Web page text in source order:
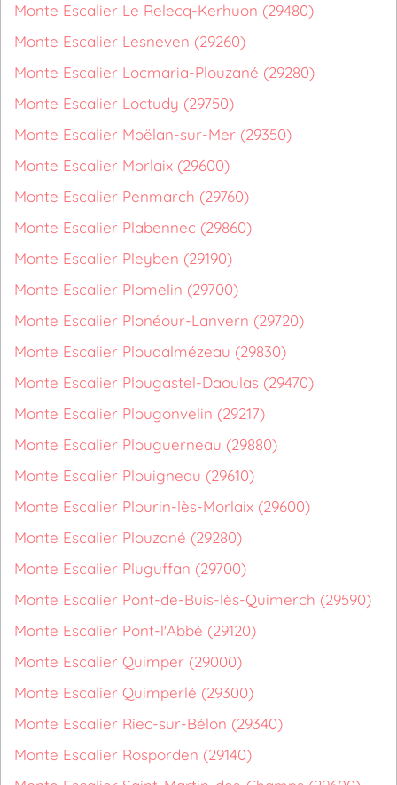
Monte Escalier Le Relecq-Kerhuon (29480)
Monte Escalier Lesneven (29260)
Monte Escalier Locmaria-Plouzané (29280)
Monte Escalier Loctudy (29750)
Monte Escalier Moëlan-sur-Mer (29350)
Monte Escalier Morlaix (29600)
Monte Escalier Penmarch (29760)
Monte Escalier Plabennec (29860)
Monte Escalier Pleyben (29190)
Monte Escalier Plomelin (29700)
Monte Escalier Plonéour-Lanvern (29720)
Monte Escalier Ploudalmézeau (29830)
Monte Escalier Plougastel-Daoulas (29470)
Monte Escalier Plougonvelin (29217)
Monte Escalier Plouguerneau (29880)
Monte Escalier Plouigneau (29610)
Monte Escalier Plourin-lès-Morlaix (29600)
Monte Escalier Plouzané (29280)
Monte Escalier Pluguffan (29700)
Monte Escalier Pont-de-Buis-lès-Quimerch (29590)
Monte Escalier Pont-l'Abbé (29120)
Monte Escalier Quimper (29000)
Monte Escalier Quimperlé (29300)
Monte Escalier Riec-sur-Bélon (29340)
Monte Escalier Rosporden (29140)